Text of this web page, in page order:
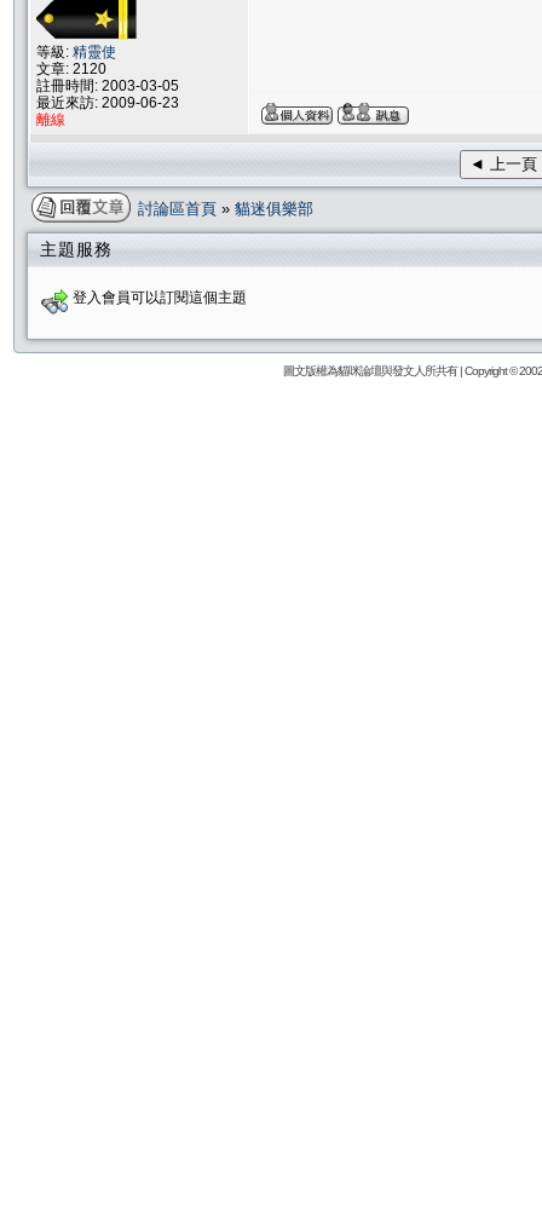
等級: 精靈使
文章: 2120
註冊時間: 2003-03-05
最近來訪: 2009-06-23
離線
◄ 上一頁
討論區首頁 » 貓迷俱樂部
主題服務
登入會員可以訂閱這個主題
圖文版權為貓咪論壇與發文人所共有 | Copyright ©